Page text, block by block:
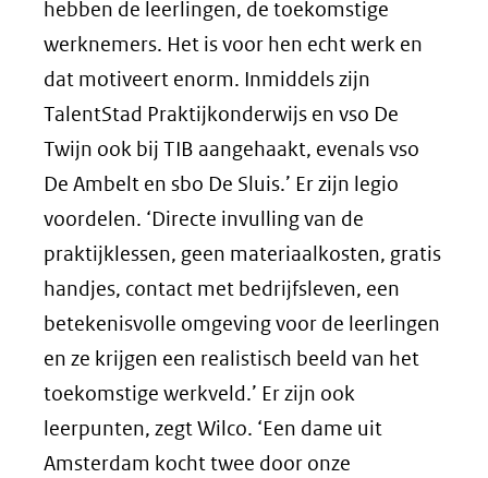
hebben de leerlingen, de toekomstige
werknemers. Het is voor hen echt werk en
dat motiveert enorm. Inmiddels zijn
TalentStad Praktijkonderwijs en vso De
Twijn ook bij TIB aangehaakt, evenals vso
De Ambelt en sbo De Sluis.’ Er zijn legio
voordelen. ‘Directe invulling van de
praktijklessen, geen materiaalkosten, gratis
handjes, contact met bedrijfsleven, een
betekenisvolle omgeving voor de leerlingen
en ze krijgen een realistisch beeld van het
toekomstige werkveld.’ Er zijn ook
leerpunten, zegt Wilco. ‘Een dame uit
Amsterdam kocht twee door onze